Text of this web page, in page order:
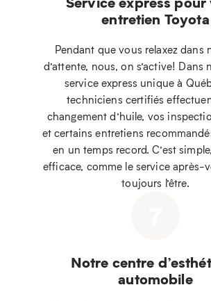
entretien Toyota
Pendant que vous relaxez dans
d’attente, nous, on s’active! Dans
service express unique à
techniciens certifiés
changement d’huile, vos
et certains entretiens
en un temps record. C’est
efficace, comme le service après-
toujours l’être.
Notre centre
automobile